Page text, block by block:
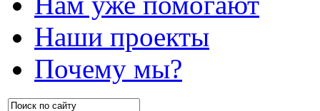
Наши проекты
Почему мы?